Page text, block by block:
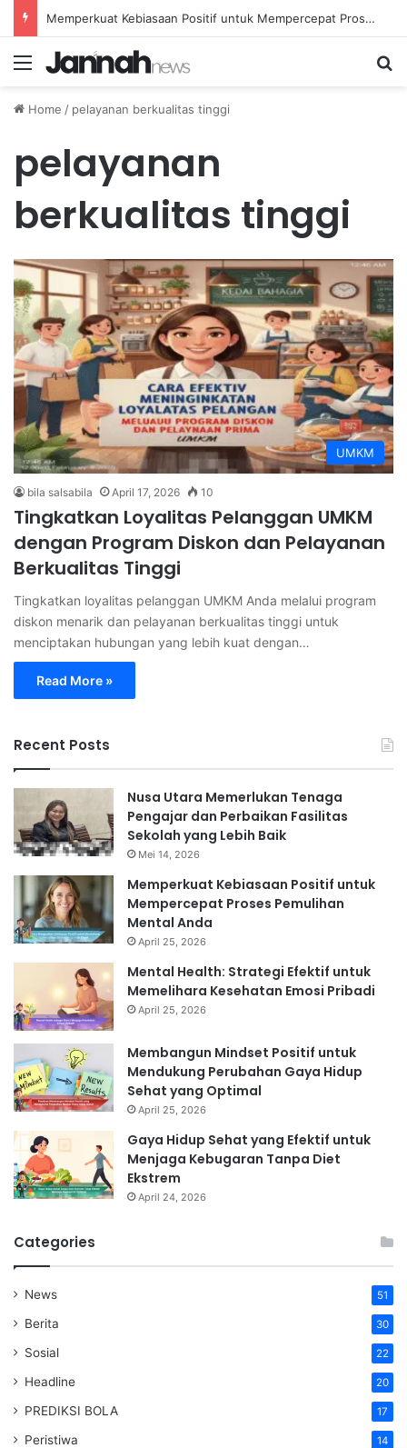
Memperkuat Kebiasaan Positif untuk Mempercepat Proses Pemulihan Mental Anda
Menu
Home / pelayanan berkualitas tinggi
pelayanan
berkualitas tinggi
UMKM
bila salsabila April 17, 2026 10
Tingkatkan Loyalitas Pelanggan UMKM
dengan Program Diskon dan Pelayanan
Berkualitas Tinggi
Tingkatkan loyalitas pelanggan UMKM Anda melalui program
diskon menarik dan pelayanan berkualitas tinggi untuk
menciptakan hubungan yang lebih kuat dengan…
Read More »
Recent Posts
Nusa Utara Memerlukan Tenaga
Pengajar dan Perbaikan Fasilitas
Sekolah yang Lebih Baik
Mei 14, 2026
Memperkuat Kebiasaan Positif untuk
Mempercepat Proses Pemulihan
Mental Anda
April 25, 2026
Mental Health: Strategi Efektif untuk
Memelihara Kesehatan Emosi Pribadi
April 25, 2026
Membangun Mindset Positif untuk
Mendukung Perubahan Gaya Hidup
Sehat yang Optimal
April 25, 2026
Gaya Hidup Sehat yang Efektif untuk
Menjaga Kebugaran Tanpa Diet
Ekstrem
April 24, 2026
Categories
News 51
Berita 30
Sosial 22
Headline 20
PREDIKSI BOLA 17
Peristiwa 14